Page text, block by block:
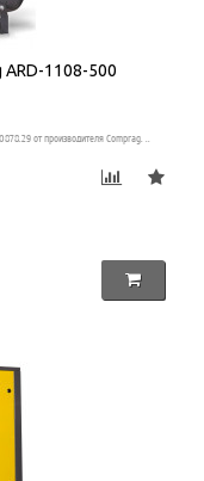
1108-500
от производителя Comprag. ..